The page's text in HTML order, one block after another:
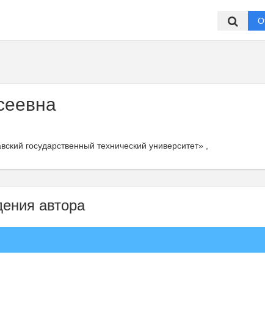
государственный технический университет» ,
автора